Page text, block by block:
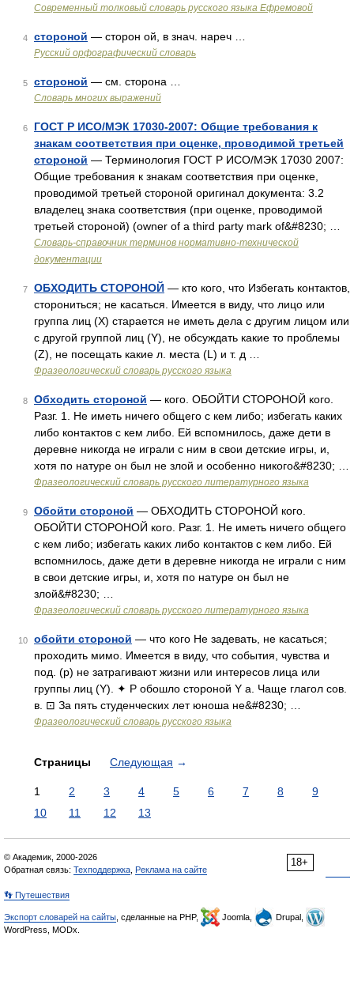
Современный толковый словарь русского языка Ефремовой
4 стороной — сторон ой, в знач. нареч …
Русский орфографический словарь
5 стороной — см. сторона …
Словарь многих выражений
6
ГОСТ Р ИСО/МЭК 17030-2007: Общие требования к
знакам соответствия при оценке, проводимой третьей
стороной — Терминология ГОСТ Р ИСО/МЭК 17030 2007:
Общие требования к знакам соответствия при оценке,
проводимой третьей стороной оригинал документа: 3.2
владелец знака соответствия (при оценке, проводимой
третьей стороной) (owner of а third party mark of&#8230; …
Словарь-справочник терминов нормативно-технической
документации
7 ОБХОДИТЬ СТОРОНОЙ — кто кого, что Избегать контактов,
сторониться; не касаться. Имеется в виду, что лицо или
группа лиц (X) старается не иметь дела с другим лицом или
с другой группой лиц (Y), не обсуждать какие то проблемы
(Z), не посещать какие л. места (L) и т. д …
Фразеологический словарь русского языка
8 Обходить стороной — кого. ОБОЙТИ СТОРОНОЙ кого.
Разг. 1. Не иметь ничего общего с кем либо; избегать каких
либо контактов с кем либо. Ей вспомнилось, даже дети в
деревне никогда не играли с ним в свои детские игры, и,
хотя по натуре он был не злой и особенно никого&#8230; …
Фразеологический словарь русского литературного языка
9 Обойти стороной — ОБХОДИТЬ СТОРОНОЙ кого.
ОБОЙТИ СТОРОНОЙ кого. Разг. 1. Не иметь ничего общего
с кем либо; избегать каких либо контактов с кем либо. Ей
вспомнилось, даже дети в деревне никогда не играли с ним
в свои детские игры, и, хотя по натуре он был не
злой&#8230; …
Фразеологический словарь русского литературного языка
10 обойти стороной — что кого Не задевать, не касаться;
проходить мимо. Имеется в виду, что события, чувства и
под. (p) не затрагивают жизни или интересов лица или
группы лиц (Y). ✦ P обошло стороной Y а. Чаще глагол сов.
в. ⊡ За пять студенческих лет юноша не&#8230; …
Фразеологический словарь русского языка
Страницы Следующая →
1 2 3 4 5 6 7 8
9
10
11 12 13
18+
© Академик, 2000-2026
Обратная связь: Техподдержка Реклама на сайте
👣 Путешествия
Экспорт словарей на сайты , сделанные на PHP, Joomla,
Drupal,
WordPress, MODx.